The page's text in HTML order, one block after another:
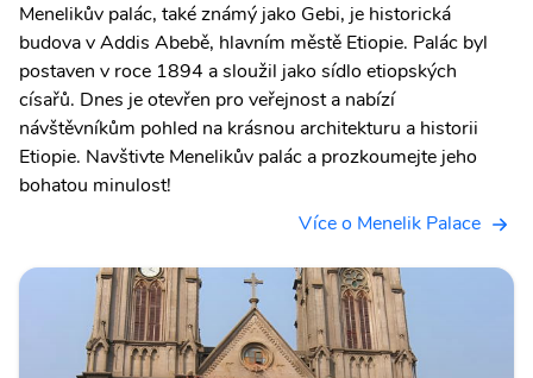
Menelikův palác, také známý jako Gebi, je historická
budova v Addis Abebě, hlavním městě Etiopie. Palác byl
postaven v roce 1894 a sloužil jako sídlo etiopských
císařů. Dnes je otevřen pro veřejnost a nabízí
návštěvníkům pohled na krásnou architekturu a historii
Etiopie. Navštivte Menelikův palác a prozkoumejte jeho
bohatou minulost!
Více o Menelik Palace